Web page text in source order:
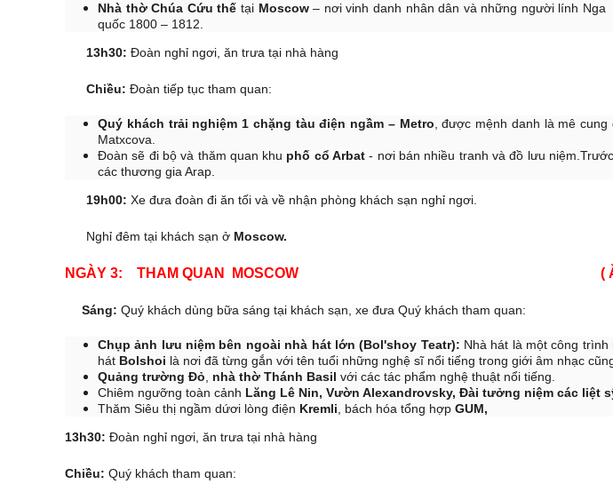
Nhà thờ Chúa Cứu thế tại Moscow– nơi vinh danh nhân dân và những người lính
quốc 1800 – 1812.
13h30: Đoàn nghỉ ngơi, ăn trưa tại nhà hàng
Chiều: Đoàn tiếp tục tham quan:
Quý khách trải nghiệm 1 chặng tàu điện ngầm – Metro , được mệnh danh là mê
Matxcova.
Đoàn sẽ đi bộ và thăm quan khu phố cổ Arbat- nơi bán nhiều tranh và đồ lưu
các thương gia Arap.
19h00: Xe đưa đoàn đi ăn tối và về nhận phòng khách sạn nghỉ ngơi.
Nghỉ đêm tại khách sạn ở Moscow.
NGÀY 3: THAM QUAN MOSCOW ( Ăn:
Sáng: Quý khách dùng bữa sáng tại khách sạn, xe đưa Quý khách tham quan:
Chụp ảnh lưu niệm bên ngoài nhà hát lớn (Bol'shoy Teatr): Nhà hát là một công
hát Bolshoi là nơi đã từng gắn với tên tuổi những nghệ sĩ nổi tiếng trong giới âm nhạc
Quảng trường Đỏ
nhà thờ Thánh Basil với các tác phẩm nghệ thuật nổi tiếng.
Chiêm ngưỡng toàn cảnh Lăng Lê Nin, Vườn Alexandrovsky, Đài tưởng niệm các liệt
Thăm Siêu thị ngầm dứơi lòng điện Kremli , bách hóa tổng hợp GUM,
13h30: Đoàn nghỉ ngơi, ăn trưa tại nhà hàng
Chiều: Quý khách tham quan: